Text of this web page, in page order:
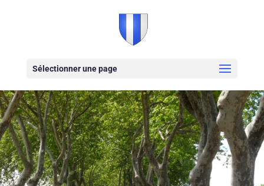
Sélectionner une page